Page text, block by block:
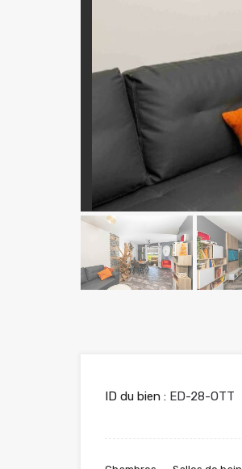
ID du bien : ED-28-OTT